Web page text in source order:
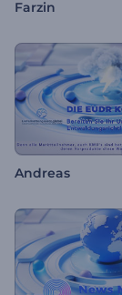
Farzin
Andreas